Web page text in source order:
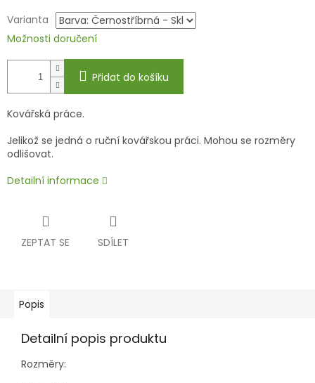
Varianta
Možnosti doručení
Přidat do košíku
Kovářská práce.
Jelikož se jedná o ruční kovářskou práci. Mohou se rozměry
odlišovat.
Detailní informace
ZEPTAT SE SDÍLET
Popis
Detailní popis produktu
Rozměry: